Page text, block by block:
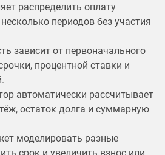
распределить оплату
периодов без участия
зависит от первоначального
процентной ставки и
автоматически рассчитывает
остаток долга и суммарную
моделировать разные
срок и увеличить взнос или